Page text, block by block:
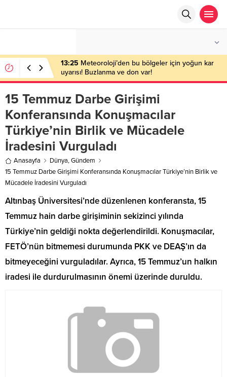
13:25 Meteoroloji’den bu bölgeler için yoğun kar
uyarısı! Buzlanma ve don var!
15 Temmuz Darbe Girişimi
Konferansında Konuşmacılar
Türkiye’nin Birlik ve Mücadele
İradesini Vurguladı
Anasayfa Dünya,Gündem
15 Temmuz Darbe Girişimi Konferansında Konuşmacılar Türkiye’nin Birlik ve
Mücadele İradesini Vurguladı
Altınbaş Üniversitesi’nde düzenlenen konferansta, 15
Temmuz hain darbe girişiminin sekizinci yılında
Türkiye’nin geldiği nokta değerlendirildi. Konuşmacılar,
FETÖ’nün bitmemesi durumunda PKK ve DEAŞ’ın da
bitmeyeceğini vurguladılar. Ayrıca, 15 Temmuz’un halkın
iradesi ile durdurulmasının önemi üzerinde duruldu.